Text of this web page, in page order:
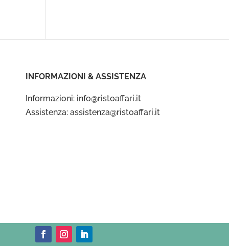
INFORMAZIONI & ASSISTENZA
Informazioni: info@ristoaffari.it
Assistenza: assistenza@ristoaffari.it